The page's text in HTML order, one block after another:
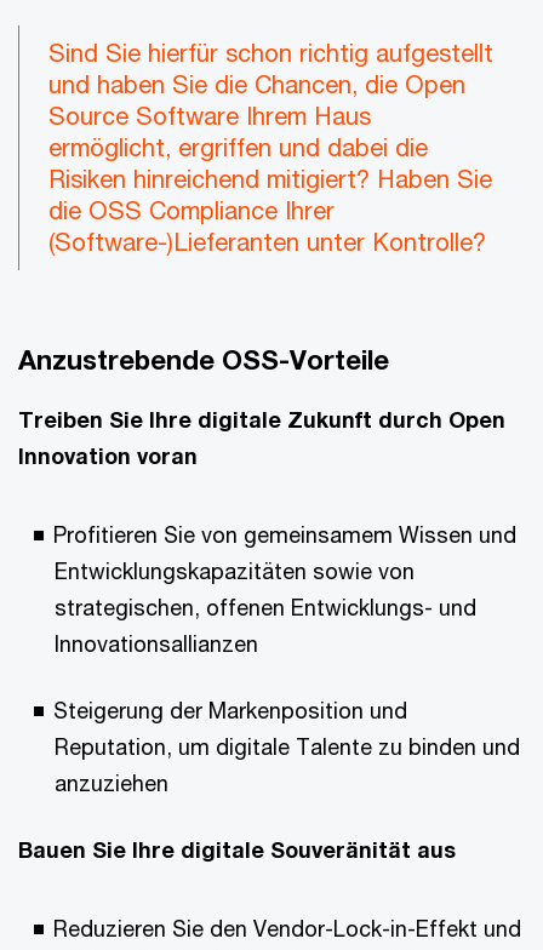
Sind Sie hierfür schon richtig aufgestellt
und haben Sie die Chancen, die Open
Source Software Ihrem Haus
ermöglicht, ergriffen und dabei die
Risiken hinreichend mitigiert? Haben Sie
die OSS Compliance Ihrer
(Software-)Lieferanten unter Kontrolle?
Anzustrebende OSS-Vorteile
Treiben Sie Ihre digitale Zukunft durch Open
Innovation voran
Profitieren Sie von gemeinsamem Wissen und
Entwicklungskapazitäten sowie von
strategischen, offenen Entwicklungs- und
Innovationsallianzen
Steigerung der Markenposition und
Reputation, um digitale Talente zu binden und
anzuziehen
Bauen Sie Ihre digitale Souveränität aus
Reduzieren Sie den Vendor-Lock-in-Effekt und